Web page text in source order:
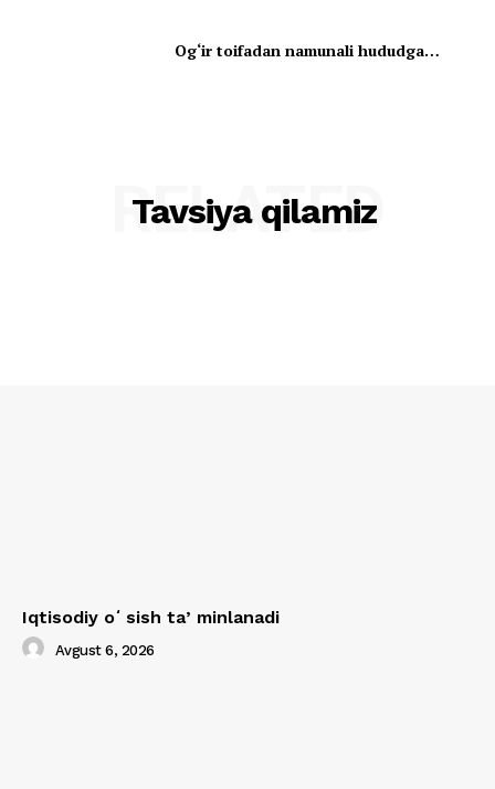
Og‘ir toifadan namunali hududga…
Tavsiya qilamiz
RELATED
Iqtisodiy oʻsish taʼminlanadi
Avgust 6, 2026